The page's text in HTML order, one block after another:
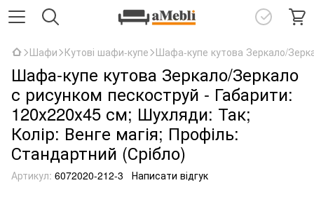
Шафи Кутові шафи-купе Шафа-купе кутова Зеркало/
Шафа-купе кутова Зеркало/Зеркало
с рисунком пескоструй - Габарити:
120х220х45 см; Шухляди: Так;
Колір: Венге магія; Профіль:
Стандартний (Срібло)
Артикул: 6072020-212-3 Написати відгук